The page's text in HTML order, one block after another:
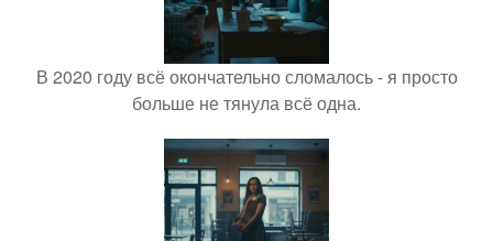
В 2020 году всё окончательно сломалось - я просто
больше не тянула всё одна.